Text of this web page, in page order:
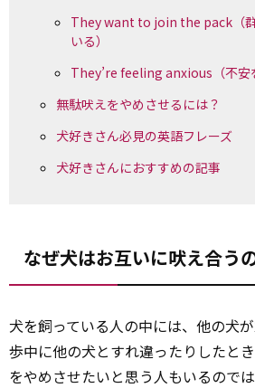
They want to join the pack（
いる）
They’re feeling anxious（不安
無駄吠えをやめさせるには？
犬好きさん必見の英語フレーズ
犬好きさんにおすすめの記事
なぜ犬はお互いに吠え合う
犬を飼っている人の中には、他の犬
歩中に他の犬とすれ違ったりしたと
をやめさせたいと思う人もいるので